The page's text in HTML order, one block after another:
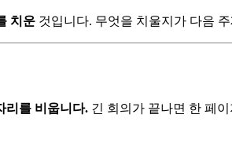
치운 것입니다. 무엇을 치울지가 다음
리를 비웁니다. 긴 회의가 끝나면 한 페